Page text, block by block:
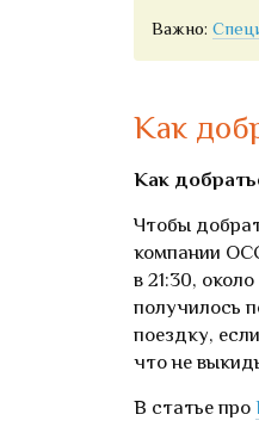
Важно:
Как
Как
Чтобы
компании
в 21:30,
получилось
поездку,
что не
В статье про